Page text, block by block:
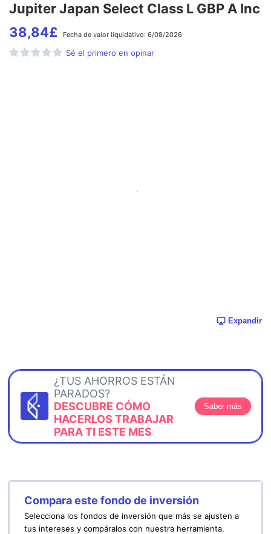
Jupiter Japan Select Class L GBP A Inc
38,84£ Fecha de valor liquidativo: 6/08/2026
Sé el primero en opinar
Expandir
¿TUS AHORROS ESTÁN
PARADOS?
DESCUBRE CÓMO
HACERLOS TRABAJAR
PARA TI ESTE MES
Saber más
Compara este fondo de inversión
Selecciona los fondos de inversión que más se ajusten a
tus intereses y compáralos con nuestra herramienta.